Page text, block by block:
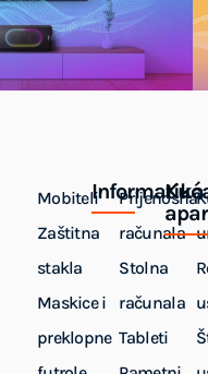
Mobiteli
Zaštitna
stakla
Maskice i
preklopne
Informatika
Prijenosna
računala
Stolna
računala
Tableti